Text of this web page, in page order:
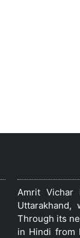
Amrit Vichar
Through its
in Hindi from